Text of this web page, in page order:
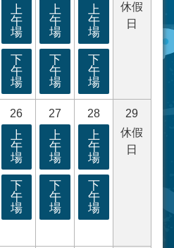
上
午
場
下
午
場
上
午
場
下
午
場
上
午
場
下
午
場
休假
日
26
上
午
場
下
午
場
27
上
午
場
下
午
場
28
上
午
場
下
午
場
29
休假
日